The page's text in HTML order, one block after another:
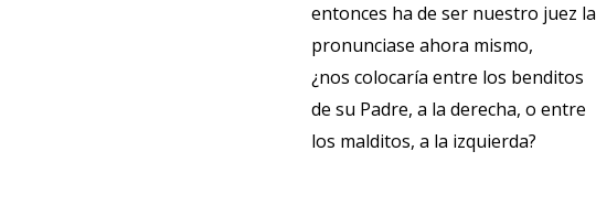
entonces ha de ser nuestro juez la
pronunciase ahora mismo,
¿nos colocaría entre los benditos
de su Padre, a la derecha, o entre
los malditos, a la izquierda?